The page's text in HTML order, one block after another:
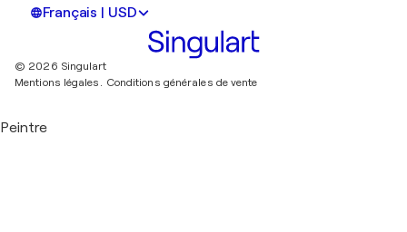
Français | USD
© 2026 Singulart
Mentions légales.
Conditions générales de vente
Peintre